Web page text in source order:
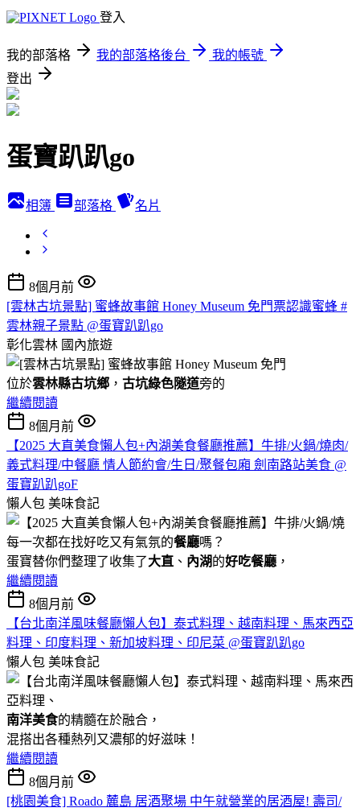
登入
我的部落格 我的部落格後台
我的帳號
登出
蛋寶趴趴go
相簿 部落格 名片
8個月前
[雲林古坑景點] 蜜蜂故事館 Honey Museum 免門票認識蜜蜂 #
雲林親子景點 @蛋寶趴趴go
彰化雲林 國內旅遊
位於雲林縣古坑鄉 ， 古坑綠色隧道旁的
繼續閱讀
8個月前
【2025 大直美食懶人包+內湖美食餐廳推薦】牛排/火鍋/燒肉/
義式料理/中餐廳 情人節約會/生日/聚餐包廂 劍南路站美食 @
蛋寶趴趴goF
懶人包 美味食記
每一次都在找好吃又有氣氛的餐廳嗎？
蛋寶替你們整理了收集了大直 、 內湖的好吃餐廳 ，
繼續閱讀
8個月前
【台北南洋風味餐廳懶人包】泰式料理、越南料理、馬來西亞
料理、印度料理、新加坡料理、印尼菜 @蛋寶趴趴go
懶人包 美味食記
南洋美食的精髓在於融合，
混搭出各種熱列又濃郁的好滋味！
繼續閱讀
8個月前
[桃園美食] Roado 麓島 居酒聚場 中午就營業的居酒屋! 壽司/